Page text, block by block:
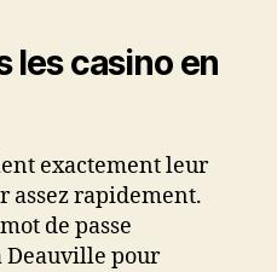
les casino en
exactement leur
assez rapidement.
de passe
Deauville pour